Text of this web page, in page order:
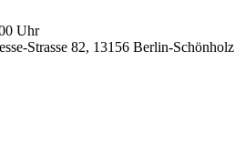
Uhr
Strasse 82, 13156 Berlin-Schönholz